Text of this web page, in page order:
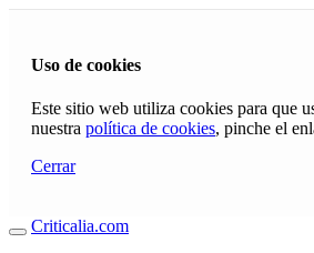
Uso de cookies
Este sitio web utiliza cookies para que
nuestra política de cookies, pinche el
Cerrar
Criticalia.com